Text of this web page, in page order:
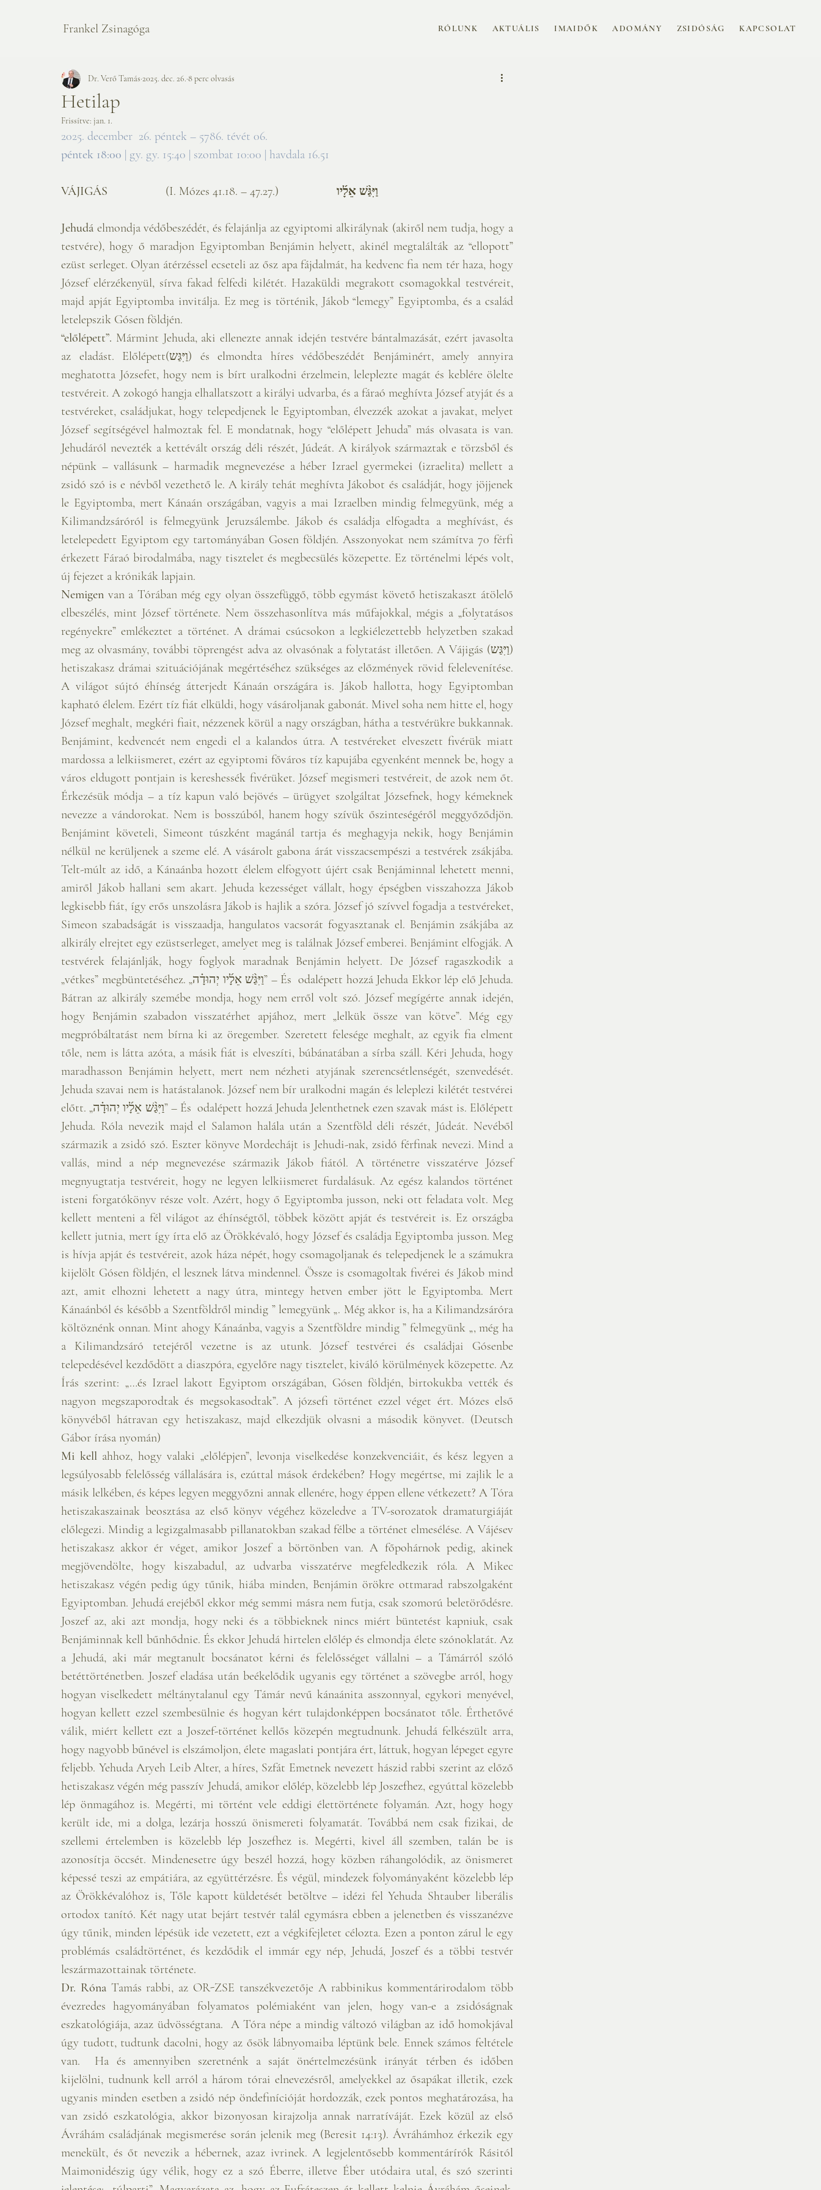
Frankel Zsinagóga RÓLUNK AKTUÁLIS IMAIDŐK ADOMÁNY ZSIDÓSÁG KAPCSOLAT
Hetilap
Dr. Verő Tamás 2025. dec. 26. 8 perc olvasás
Frissítve: jan. 1.
2025. december  26. péntek – 5786. tévét 06.
péntek 18:00 | gy. gy. 15:40 | szombat 10:00 | havdala 16.51
VÁJIGÁS (I. Mózes 41.18. – 47.27.) וַיִּגַּ֨שׁ אֵלָ֜יו
Jehudá elmondja védőbeszédét, és felajánlja az egyiptomi alkirálynak (akiről nem tudja, hogy a
testvére), hogy ő maradjon Egyiptomban Benjámin helyett, akinél megtalálták az “ellopott”
ezüst serleget. Olyan átérzéssel ecseteli az ősz apa fájdalmát, ha kedvenc fia nem tér haza, hogy
József elérzékenyül, sírva fakad felfedi kilétét. Hazaküldi megrakott csomagokkal testvéreit,
majd apját Egyiptomba invitálja. Ez meg is történik, Jákob “lemegy” Egyiptomba, és a család
letelepszik Gósen földjén.
“előlépett”. Mármint Jehuda, aki ellenezte annak idején testvére bántalmazását, ezért javasolta
az eladást. Előlépett(וַיִּגַּש) és elmondta híres védőbeszédét Benjáminért, amely annyira
meghatotta Józsefet, hogy nem is bírt uralkodni érzelmein, leleplezte magát és keblére ölelte
testvéreit. A zokogó hangja elhallatszott a királyi udvarba, és a fáraó meghívta József atyját és a
testvéreket, családjukat, hogy telepedjenek le Egyiptomban, élvezzék azokat a javakat, melyet
József segítségével halmoztak fel. E mondatnak, hogy “előlépett Jehuda” más olvasata is van.
Jehudáról nevezték a kettévált ország déli részét, Júdeát. A királyok származtak e törzsből és
népünk – vallásunk – harmadik megnevezése a héber Izrael gyermekei (izraelita) mellett a
zsidó szó is e névből vezethető le. A király tehát meghívta Jákobot és családját, hogy jöjjenek
le Egyiptomba, mert Kánaán országában, vagyis a mai Izraelben mindig felmegyünk, még a
Kilimandzsáróról is felmegyünk Jeruzsálembe. Jákob és családja elfogadta a meghívást, és
letelepedett Egyiptom egy tartományában Gosen földjén. Asszonyokat nem számítva 70 férfi
érkezett Fáraó birodalmába, nagy tisztelet és megbecsülés közepette. Ez történelmi lépés volt,
új fejezet a krónikák lapjain.
Nemigen van a Tórában még egy olyan összefüggő, több egymást követő hetiszakaszt átölelő
elbeszélés, mint József története. Nem összehasonlítva más műfajokkal, mégis a „folytatásos
regényekre” emlékeztet a történet. A drámai csúcsokon a legkiélezettebb helyzetben szakad
meg az olvasmány, további töprengést adva az olvasónak a folytatást illetően. A Vájigás (וַיִּגַּש)
hetiszakasz drámai szituációjának megértéséhez szükséges az előzmények rövid felelevenítése.
A világot sújtó éhínség átterjedt Kánaán országára is. Jákob hallotta, hogy Egyiptomban
kapható élelem. Ezért tíz fiát elküldi, hogy vásároljanak gabonát. Mivel soha nem hitte el, hogy
József meghalt, megkéri fiait, nézzenek körül a nagy országban, hátha a testvérükre bukkannak.
Benjámint, kedvencét nem engedi el a kalandos útra. A testvéreket elveszett fivérük miatt
mardossa a lelkiismeret, ezért az egyiptomi főváros tíz kapujába egyenként mennek be, hogy a
város eldugott pontjain is kereshessék fivérüket. József megismeri testvéreit, de azok nem őt.
Érkezésük módja – a tíz kapun való bejövés – ürügyet szolgáltat Józsefnek, hogy kémeknek
nevezze a vándorokat. Nem is bosszúból, hanem hogy szívük őszinteségéről meggyőződjön.
Benjámint követeli, Simeont túszként magánál tartja és meghagyja nekik, hogy Benjámin
nélkül ne kerüljenek a szeme elé. A vásárolt gabona árát visszacsempészi a testvérek zsákjába.
Telt-múlt az idő, a Kánaánba hozott élelem elfogyott újért csak Benjáminnal lehetett menni,
amiről Jákob hallani sem akart. Jehuda kezességet vállalt, hogy épségben visszahozza Jákob
legkisebb fiát, így erős unszolásra Jákob is hajlik a szóra. József jó szívvel fogadja a testvéreket,
Simeon szabadságát is visszaadja, hangulatos vacsorát fogyasztanak el. Benjámin zsákjába az
alkirály elrejtet egy ezüstserleget, amelyet meg is találnak József emberei. Benjámint elfogják. A
testvérek felajánlják, hogy foglyok maradnak Benjámin helyett. De József ragaszkodik a
„vétkes” megbüntetéséhez. „וַיִּגַּ֨שׁ אֵלָ֜יו יְהוּדָ֗ה” – És  odalépett hozzá Jehuda Ekkor lép elő Jehuda.
Bátran az alkirály szemébe mondja, hogy nem erről volt szó. József megígérte annak idején,
hogy Benjámin szabadon visszatérhet apjához, mert „lelkük össze van kötve”. Még egy
megpróbáltatást nem bírna ki az öregember. Szeretett felesége meghalt, az egyik fia elment
tőle, nem is látta azóta, a másik fiát is elveszíti, búbánatában a sírba száll. Kéri Jehuda, hogy
maradhasson Benjámin helyett, mert nem nézheti atyjának szerencsétlenségét, szenvedését.
Jehuda szavai nem is hatástalanok. József nem bír uralkodni magán és leleplezi kilétét testvérei
előtt. „וַיִּגַּ֨שׁ אֵלָ֜יו יְהוּדָ֗ה” – És  odalépett hozzá Jehuda Jelenthetnek ezen szavak mást is. Előlépett
Jehuda. Róla nevezik majd el Salamon halála után a Szentföld déli részét, Júdeát. Nevéből
származik a zsidó szó. Eszter könyve Mordechájt is Jehudi-nak, zsidó férfinak nevezi. Mind a
vallás, mind a nép megnevezése származik Jákob fiától. A történetre visszatérve József
megnyugtatja testvéreit, hogy ne legyen lelkiismeret furdalásuk. Az egész kalandos történet
isteni forgatókönyv része volt. Azért, hogy ő Egyiptomba jusson, neki ott feladata volt. Meg
kellett menteni a fél világot az éhínségtől, többek között apját és testvéreit is. Ez országba
kellett jutnia, mert így írta elő az Örökkévaló, hogy József és családja Egyiptomba jusson. Meg
is hívja apját és testvéreit, azok háza népét, hogy csomagoljanak és telepedjenek le a számukra
kijelölt Gósen földjén, el lesznek látva mindennel. Össze is csomagoltak fivérei és Jákob mind
azt, amit elhozni lehetett a nagy útra, mintegy hetven ember jött le Egyiptomba. Mert
Kánaánból és később a Szentföldről mindig ” lemegyünk „. Még akkor is, ha a Kilimandzsáróra
költöznénk onnan. Mint ahogy Kánaánba, vagyis a Szentföldre mindig ” felmegyünk „, még ha
a Kilimandzsáró tetejéről vezetne is az utunk. József testvérei és családjai Gósenbe
telepedésével kezdődött a diaszpóra, egyelőre nagy tisztelet, kiváló körülmények közepette. Az
Írás szerint: „…és Izrael lakott Egyiptom országában, Gósen földjén, birtokukba vették és
nagyon megszaporodtak és megsokasodtak”. A józsefi történet ezzel véget ért. Mózes első
könyvéből hátravan egy hetiszakasz, majd elkezdjük olvasni a második könyvet. (Deutsch
Gábor írása nyomán)
Mi kell ahhoz, hogy valaki „előlépjen”, levonja viselkedése konzekvenciáit, és kész legyen a
legsúlyosabb felelősség vállalására is, ezúttal mások érdekében? Hogy megértse, mi zajlik le a
másik lelkében, és képes legyen meggyőzni annak ellenére, hogy éppen ellene vétkezett? A Tóra
hetiszakaszainak beosztása az első könyv végéhez közeledve a TV-sorozatok dramaturgiáját
előlegezi. Mindig a legizgalmasabb pillanatokban szakad félbe a történet elmesélése. A Vájésev
hetiszakasz akkor ér véget, amikor Joszef a börtönben van. A főpohárnok pedig, akinek
megjövendölte, hogy kiszabadul, az udvarba visszatérve megfeledkezik róla. A Mikec
hetiszakasz végén pedig úgy tűnik, hiába minden, Benjámin örökre ottmarad rabszolgaként
Egyiptomban. Jehudá erejéből ekkor még semmi másra nem futja, csak szomorú beletörődésre.
Joszef az, aki azt mondja, hogy neki és a többieknek nincs miért büntetést kapniuk, csak
Benjáminnak kell bűnhődnie. És ekkor Jehudá hirtelen előlép és elmondja élete szónoklatát. Az
a Jehudá, aki már megtanult bocsánatot kérni és felelősséget vállalni – a Támárról szóló
betéttörténetben. Joszef eladása után beékelődik ugyanis egy történet a szövegbe arról, hogy
hogyan viselkedett méltánytalanul egy Támár nevű kánaánita asszonnyal, egykori menyével,
hogyan kellett ezzel szembesülnie és hogyan kért tulajdonképpen bocsánatot tőle. Érthetővé
válik, miért kellett ezt a Joszef-történet kellős közepén megtudnunk. Jehudá felkészült arra,
hogy nagyobb bűnével is elszámoljon, élete magaslati pontjára ért, láttuk, hogyan lépeget egyre
feljebb. Yehuda Aryeh Leib Alter, a híres, Szfát Emetnek nevezett hászid rabbi szerint az előző
hetiszakasz végén még passzív Jehudá, amikor előlép, közelebb lép Joszefhez, egyúttal közelebb
lép önmagához is. Megérti, mi történt vele eddigi élettörténete folyamán. Azt, hogy hogy
került ide, mi a dolga, lezárja hosszú önismereti folyamatát. Továbbá nem csak fizikai, de
szellemi értelemben is közelebb lép Joszefhez is. Megérti, kivel áll szemben, talán be is
azonosítja öccsét. Mindenesetre úgy beszél hozzá, hogy közben ráhangolódik, az önismeret
képessé teszi az empátiára, az együttérzésre. És végül, mindezek folyományaként közelebb lép
az Örökkévalóhoz is, Tőle kapott küldetését betöltve – idézi fel Yehuda Shtauber liberális
ortodox tanító. Két nagy utat bejárt testvér talál egymásra ebben a jelenetben és visszanézve
úgy tűnik, minden lépésük ide vezetett, ezt a végkifejletet célozta. Ezen a ponton zárul le egy
problémás családtörténet, és kezdődik el immár egy nép, Jehudá, Joszef és a többi testvér
leszármazottainak története.
Dr. Róna Tamás rabbi, az OR-ZSE tanszékvezetője A rabbinikus kommentárirodalom több
évezredes hagyományában folyamatos polémiaként van jelen, hogy van-e a zsidóságnak
eszkatológiája, azaz üdvösségtana.  A Tóra népe a mindig változó világban az idő homokjával
úgy tudott, tudtunk dacolni, hogy az ősök lábnyomaiba léptünk bele. Ennek számos feltétele
van.  Ha és amennyiben szeretnénk a saját önértelmezésünk irányát térben és időben
kijelölni, tudnunk kell arról a három tórai elnevezésről, amelyekkel az ősapákat illetik, ezek
ugyanis minden esetben a zsidó nép öndefinícióját hordozzák, ezek pontos meghatározása, ha
van zsidó eszkatológia, akkor bizonyosan kirajzolja annak narratíváját. Ezek közül az első
Ávráhám családjának megismerése során jelenik meg (Beresit 14:13). Ávráhámhoz érkezik egy
menekült, és őt nevezik a hébernek, azaz ivrinek. A legjelentősebb kommentárírók Rásitól
Maimonidészig úgy vélik, hogy ez a szó Éberre, illetve Éber utódaira utal, és szó szerinti